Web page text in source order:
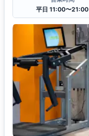
平日 11:00〜21:00